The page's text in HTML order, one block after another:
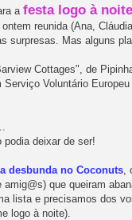
a festa logo à
reunida (Ana,
surpresas. Mas alguns
Cottages", de
Voluntário
deixar de ser!
desbunda no Coconuts
que queiram
lista e precisamos dos
logo à noite).